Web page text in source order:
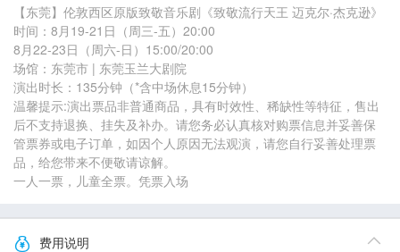
【东莞】伦敦西区原版致敬音乐剧《致敬流行天王 迈克尔·杰克逊》
时间：8月19-21日（周三-五）20:00
8月22-23日（周六-日）15:00/20:00
场馆：东莞市 | 东莞玉兰大剧院
演出时长：135分钟（*含中场休息15分钟）
温馨提示:演出票品非普通商品，具有时效性、稀缺性等特征，售出
后不支持退换、挂失及补办。请您务必认真核对购票信息并妥善保
管票券或电子订单，如因个人原因无法观演，请您自行妥善处理票
品，给您带来不便敬请谅解。
一人一票，儿童全票。凭票入场
费用说明